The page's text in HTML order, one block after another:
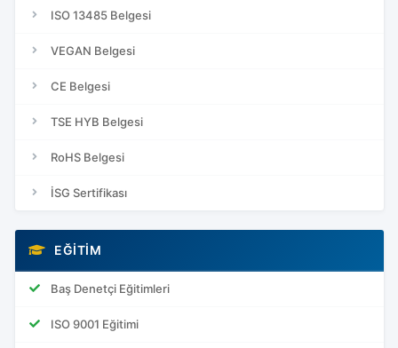
ISO 13485 Belgesi
VEGAN Belgesi
CE Belgesi
TSE HYB Belgesi
RoHS Belgesi
İSG Sertifikası
EĞITIM
Baş Denetçi Eğitimleri
ISO 9001 Eğitimi